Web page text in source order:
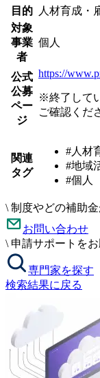
目的
人材育成・
対象
事業
者
個人
公式
公募
ペー
ジ
https://
※終了して
ご確認くだ
関連
タグ
#人材
#地域
#個人
\ 制度やどの補助
お問い合わせ
\ 申請サポートを
専門家を探す
検索結果に戻る